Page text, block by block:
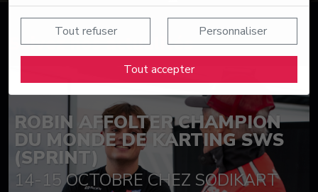
Tout refuser Personnaliser
Tout accepter
Suivez nos actualités
ROBIN AFFOLTER CHAMPION
DU MONDE DE KARTING SWS
(SPRINT)
14-15 OCTOBRE CHEZ SODIKART